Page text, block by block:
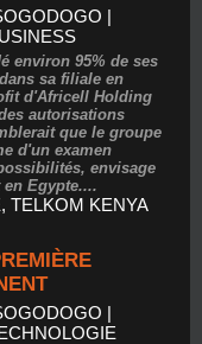
|
environ 95% de ses
sa filiale en
d'Africell Holding
autorisations
que le groupe
d'un examen
envisage
en Egypte....
, TELKOM KENYA
|